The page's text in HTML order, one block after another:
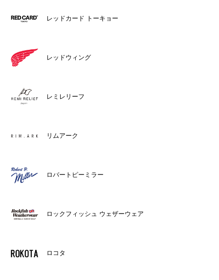
レッドカード トーキョー
レッドウィング
レミレリーフ
リムアーク
ロバートピーミラー
ロックフィッシュ ウェザーウェア
ロコタ